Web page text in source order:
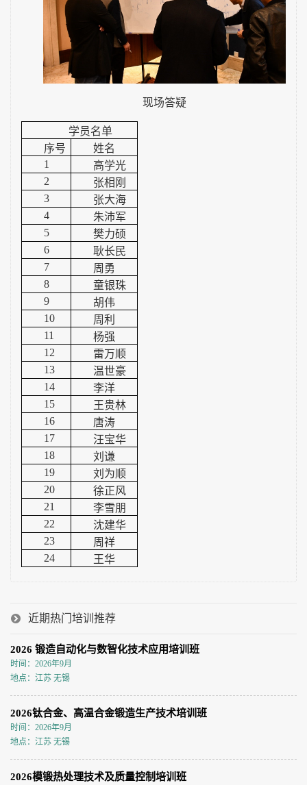
现场答疑
学员名单
序号
姓名
1
高学光
2
张相刚
3
张大海
4
朱沛军
5
樊力硕
6
耿长民
7
周勇
8
童银珠
9
胡伟
10
周利
11
杨强
12
雷万顺
13
温世豪
14
李洋
15
王贵林
16
唐涛
17
汪宝华
18
刘谦
19
刘为顺
20
徐正风
21
李雪朋
22
沈建华
23
周祥
24
王华
近期热门培训推荐
2026 锻造自动化与数智化技术应用培训班
时间：2026年9月
地点：江苏 无锡
2026钛合金、高温合金锻造生产技术培训班
时间：2026年9月
地点：江苏 无锡
2026模锻热处理技术及质量控制培训班